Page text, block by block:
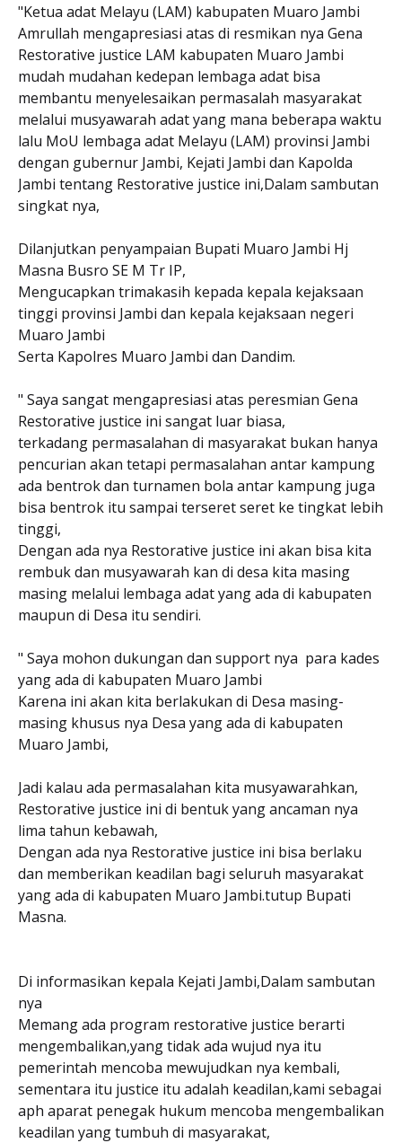
"Ketua adat Melayu (LAM) kabupaten Muaro Jambi
Amrullah mengapresiasi atas di resmikan nya Gena
Restorative justice LAM kabupaten Muaro Jambi
mudah mudahan kedepan lembaga adat bisa
membantu menyelesaikan permasalah masyarakat
melalui musyawarah adat yang mana beberapa waktu
lalu MoU lembaga adat Melayu (LAM) provinsi Jambi
dengan gubernur Jambi, Kejati Jambi dan Kapolda
Jambi tentang Restorative justice ini,Dalam sambutan
singkat nya,
Dilanjutkan penyampaian Bupati Muaro Jambi Hj
Masna Busro SE M Tr IP,
Mengucapkan trimakasih kepada kepala kejaksaan
tinggi provinsi Jambi dan kepala kejaksaan negeri
Muaro Jambi
Serta Kapolres Muaro Jambi dan Dandim.
" Saya sangat mengapresiasi atas peresmian Gena
Restorative justice ini sangat luar biasa,
terkadang permasalahan di masyarakat bukan hanya
pencurian akan tetapi permasalahan antar kampung
ada bentrok dan turnamen bola antar kampung juga
bisa bentrok itu sampai terseret seret ke tingkat lebih
tinggi,
Dengan ada nya Restorative justice ini akan bisa kita
rembuk dan musyawarah kan di desa kita masing
masing melalui lembaga adat yang ada di kabupaten
maupun di Desa itu sendiri.
" Saya mohon dukungan dan support nya para kades
yang ada di kabupaten Muaro Jambi
Karena ini akan kita berlakukan di Desa masing-
masing khusus nya Desa yang ada di kabupaten
Muaro Jambi,
Jadi kalau ada permasalahan kita musyawarahkan,
Restorative justice ini di bentuk yang ancaman nya
lima tahun kebawah,
Dengan ada nya Restorative justice ini bisa berlaku
dan memberikan keadilan bagi seluruh masyarakat
yang ada di kabupaten Muaro Jambi.tutup Bupati
Masna.
Di informasikan kepala Kejati Jambi,Dalam sambutan
nya
Memang ada program restorative justice berarti
mengembalikan,yang tidak ada wujud nya itu
pemerintah mencoba mewujudkan nya kembali,
sementara itu justice itu adalah keadilan,kami sebagai
aph aparat penegak hukum mencoba mengembalikan
keadilan yang tumbuh di masyarakat,